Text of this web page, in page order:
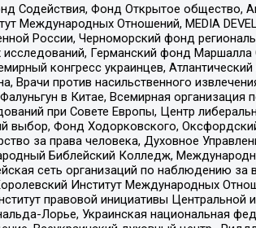
Содействия, Фонд Открытое общество,
Отношений, MEDIA
России, Черноморский фонд
Германский фонд Маршалла
конгресс украинцев, Атлантический
против насильственного
в Китае, Всемирная организация
при Совете Европы, Центр
выбор, Фонд Ходорковского,
за права человека, Духовное
Библейский Колледж,
сеть организаций по наблюдению
Институт Международных
правовой инициативы
Лорье, Украинская национальная